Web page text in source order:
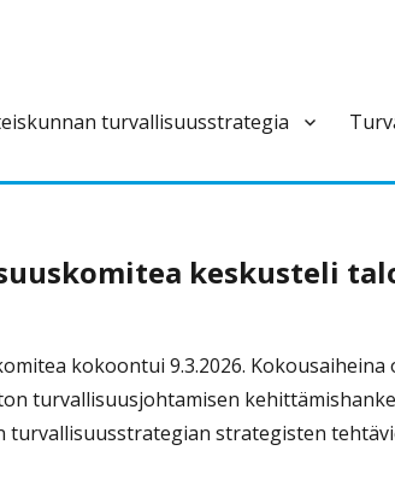
ja laajapohjainen yhteistoimintaelin.
turvallisuusstrategia
keskusteli
kokoontui 9.3.2026.
turvallisuusjohtamisen
turvallisuusstrategian strategisten